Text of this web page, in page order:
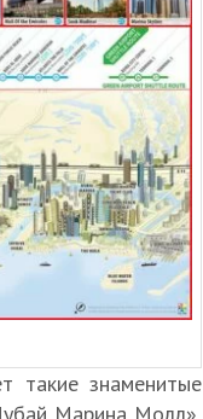
такие знаменитые